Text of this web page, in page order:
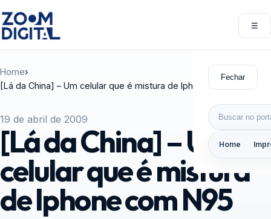
☰
Fechar
Buscar por:
Home
Home›
[Lá da China] – Um celular que é mistura de Iphone com N95
19 de abril de 2009
[Lá da China] – Um
celular que é mistura
de Iphone com N95